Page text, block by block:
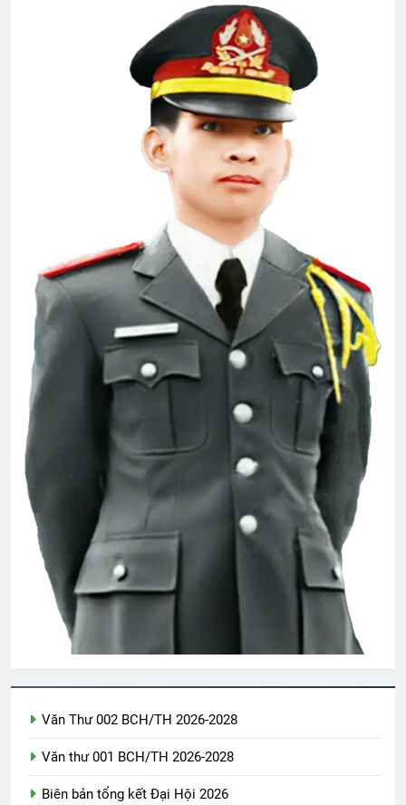
Diễn hành Quốc Khánh VNCH 1967
2 Years Ago
Chương Trình Tri Ân Tác Giả
2 Years Ago
Quân Kỳ – Quân Phục
2 Years Ago
ANH BIẾT EM ĐI CHẲNG TRỞ VỀ
3 Years Ago
9 tháng quân trường
2 Years Ago
CTBCTY Tập II chương 13
3 Years Ago
TÌNH YÊU & TÌNH BẠN (Emily Bronte)
CON ĐƯỜNG MẮT KHÔNG NHÌN THẤY
Tagore)
Văn Thư 002 BCH/TH 2026-2028
Văn thư 001 BCH/TH 2026-2028
Biên bản tổng kết Đại Hội 2026